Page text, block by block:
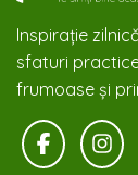
Inspirație
sfaturi
frumoase și